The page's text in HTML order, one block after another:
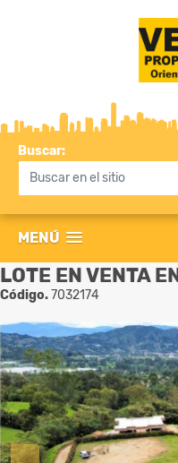
Buscar:
MENÚ
LOTE EN VENTA
Código.7032174